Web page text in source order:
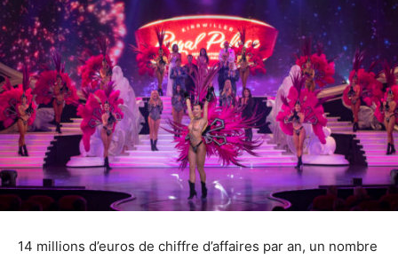
14 millions d’euros de chiffre d’affaires par an, un nombre